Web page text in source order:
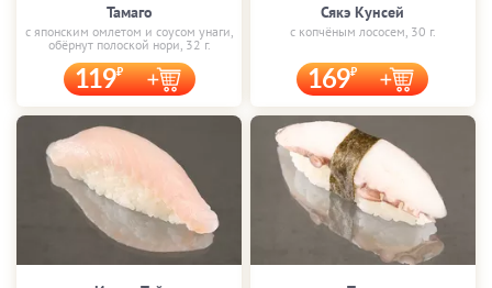
Тамаго
с японским омлетом и соусом унаги,
обёрнут полоской нори, 32 г.
119
Сякэ Кунсей
с копчёным лососем, 30 г.
169